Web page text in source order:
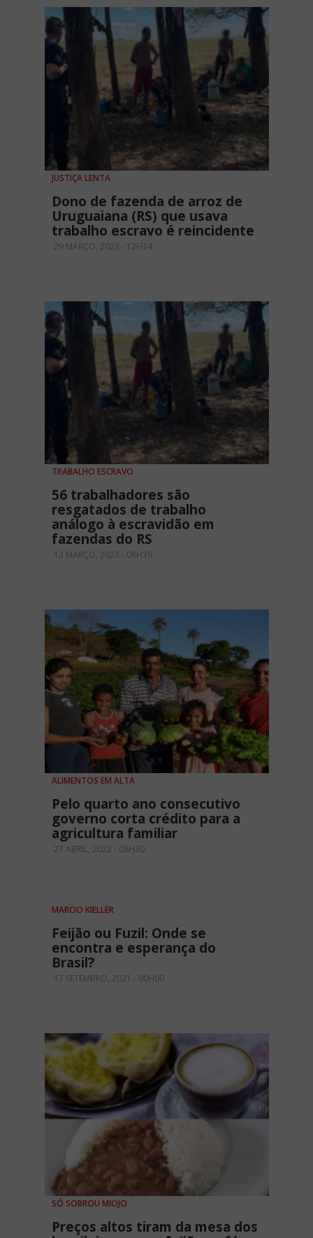
JUSTIÇA LENTA
Dono de fazenda de arroz de
Uruguaiana (RS) que usava
trabalho escravo é reincidente
29 MARÇO, 2023 - 12H34
TRABALHO ESCRAVO
56 trabalhadores são
resgatados de trabalho
análogo à escravidão em
fazendas do RS
13 MARÇO, 2023 - 08H39
ALIMENTOS EM ALTA
Pelo quarto ano consecutivo
governo corta crédito para a
agricultura familiar
27 ABRIL, 2022 - 08H30
MARCIO KIELLER
Feijão ou Fuzil: Onde se
encontra e esperança do
Brasil?
17 SETEMBRO, 2021 - 00H00
SÓ SOBROU MIOJO
Preços altos tiram da mesa dos